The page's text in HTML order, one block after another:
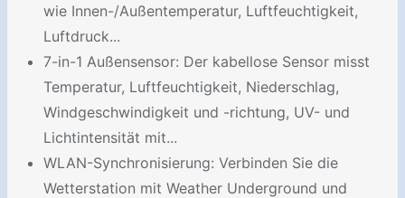
wie Innen-/Außentemperatur, Luftfeuchtigkeit,
Luftdruck...
7-in-1 Außensensor: Der kabellose Sensor misst
Temperatur, Luftfeuchtigkeit, Niederschlag,
Windgeschwindigkeit und -richtung, UV- und
Lichtintensität mit...
WLAN-Synchronisierung: Verbinden Sie die
Wetterstation mit Weather Underground und